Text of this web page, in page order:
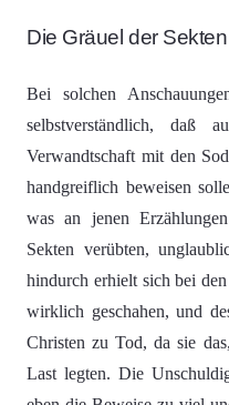
Die Gräuel der
Bei solchen
selbstverständlich, daß
Verwandtschaft mit den
handgreiflich beweisen
was an jenen
Sekten verübten,
hindurch erhielt sich bei
wirklich geschahen, und
Christen zu Tod, da sie
Last legten. Die